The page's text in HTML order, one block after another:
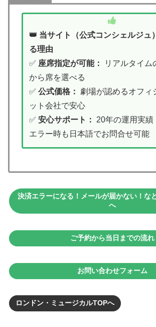
👑 当サイト（公式コンシェルジュ
る理由
✅ 座席指定が可能：
リアルタイム
から席を選べる
✅ 公式価格：
劇場が認めるオフィ
ット会社で安心
✅ 安心サポート：
20年の運用実績
エラー時も日本語でお問合せ可能
決済エラーになる！メールが届かない！な
へ
ご予約から当日までの流れ
お問い合わせフォーム
ロンドン・ミュージカルTOPへ